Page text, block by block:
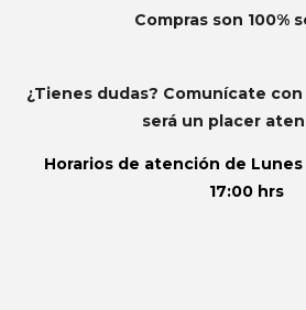
Compras son 100%
¿Tienes dudas? Comunícate
será un placer
Horarios de atención de Lunes
17:00 hrs